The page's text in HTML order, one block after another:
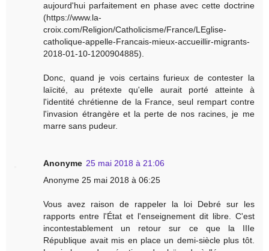
aujourd'hui parfaitement en phase avec cette doctrine
(https://www.la-
croix.com/Religion/Catholicisme/France/LEglise-
catholique-appelle-Francais-mieux-accueillir-migrants-
2018-01-10-1200904885).
Donc, quand je vois certains furieux de contester la
laïcité, au prétexte qu'elle aurait porté atteinte à
l'identité chrétienne de la France, seul rempart contre
l'invasion étrangère et la perte de nos racines, je me
marre sans pudeur.
Anonyme 25 mai 2018 à 21:06
Anonyme 25 mai 2018 à 06:25
Vous avez raison de rappeler la loi Debré sur les
rapports entre l'État et l'enseignement dit libre. C'est
incontestablement un retour sur ce que la IIIe
République avait mis en place un demi-siècle plus tôt.